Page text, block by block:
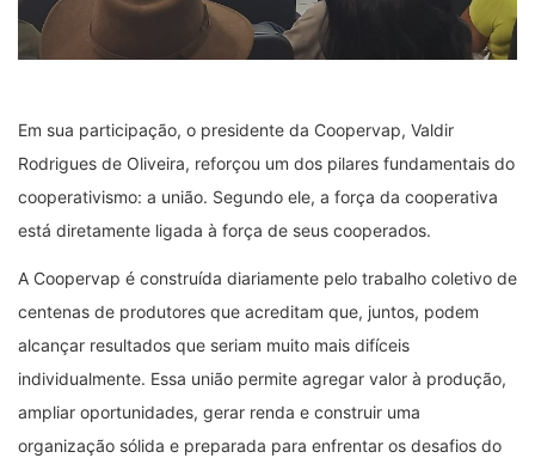
Em sua participação, o presidente da Coopervap, Valdir
Rodrigues de Oliveira, reforçou um dos pilares fundamentais do
cooperativismo: a união. Segundo ele, a força da cooperativa
está diretamente ligada à força de seus cooperados.
A Coopervap é construída diariamente pelo trabalho coletivo de
centenas de produtores que acreditam que, juntos, podem
alcançar resultados que seriam muito mais difíceis
individualmente. Essa união permite agregar valor à produção,
ampliar oportunidades, gerar renda e construir uma
organização sólida e preparada para enfrentar os desafios do